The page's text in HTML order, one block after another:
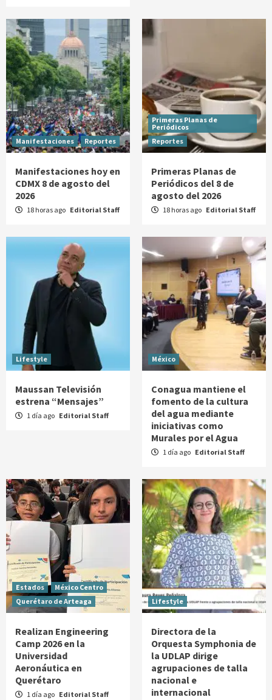
Manifestaciones Reportes
Manifestaciones hoy en
CDMX 8 de agosto del
2026
18 horas ago Editorial Staff
Primeras Planas de
Periódicos
Reportes
Primeras Planas de
Periódicos del 8 de
agosto del 2026
18 horas ago Editorial Staff
Lifestyle
Maussan Televisión
estrena “Mensajes”
1 día ago Editorial Staff
México
Conagua mantiene el
fomento de la cultura
del agua mediante
iniciativas como
Murales por el Agua
1 día ago Editorial Staff
Estados
México Centro
Querétaro de Arteaga
Realizan Engineering
Camp 2026 en la
Universidad
Aeronáutica en
Querétaro
1 día ago Editorial Staff
Lifestyle
Directora de la
Orquesta Symphonia de
la UDLAP dirige
agrupaciones de talla
nacional e
internacional